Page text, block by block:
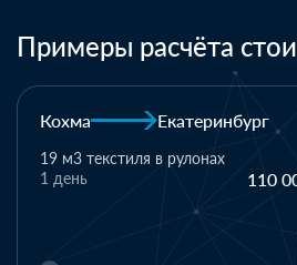
Примеры расчёта
000 ₽
Москва Казань
Оборудование и